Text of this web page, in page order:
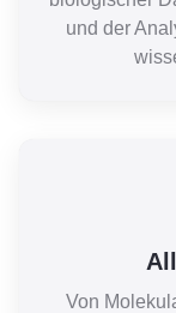
und der
Von